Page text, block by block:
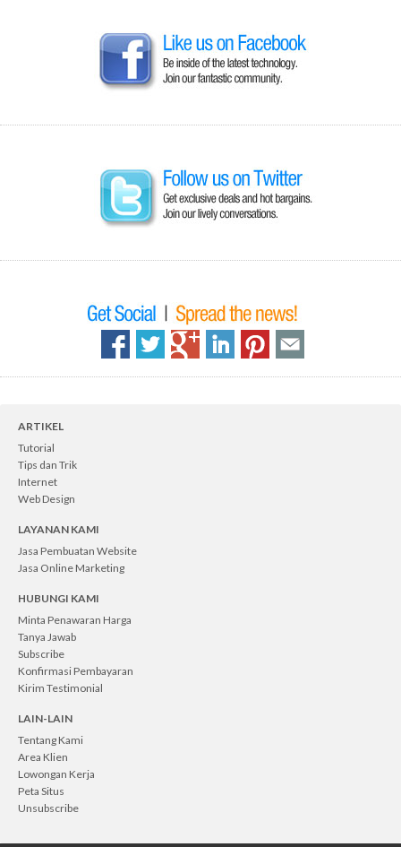
ARTIKEL
Tutorial
Tips dan Trik
Internet
Web Design
LAYANAN KAMI
Jasa Pembuatan Website
Jasa Online Marketing
HUBUNGI KAMI
Minta Penawaran Harga
Tanya Jawab
Subscribe
Konfirmasi Pembayaran
Kirim Testimonial
LAIN-LAIN
Tentang Kami
Area Klien
Lowongan Kerja
Peta Situs
Unsubscribe